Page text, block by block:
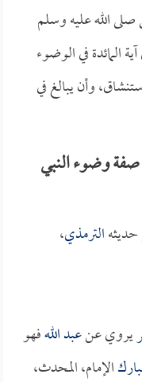
الله عليه وسلم
المائدة في الوضوء
وأن يبالغ في
وضوء النبي
الترمذي،
يروي عنعبد اللهفهو
الإمام، المحدث،